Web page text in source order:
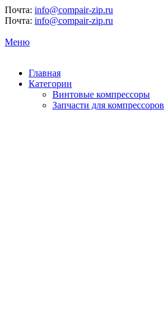
Почта: info@compair-zip.ru
Почта: info@compair-zip.ru
Меню
Главная
Категории
Винтовые компрессоры
Запчасти для компрессоров